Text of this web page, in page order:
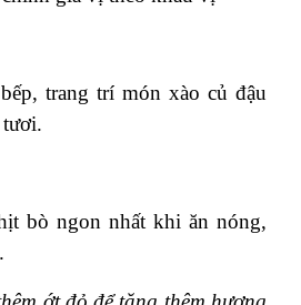
trang trí món xào củ đậu
bò ngon nhất khi ăn nóng,